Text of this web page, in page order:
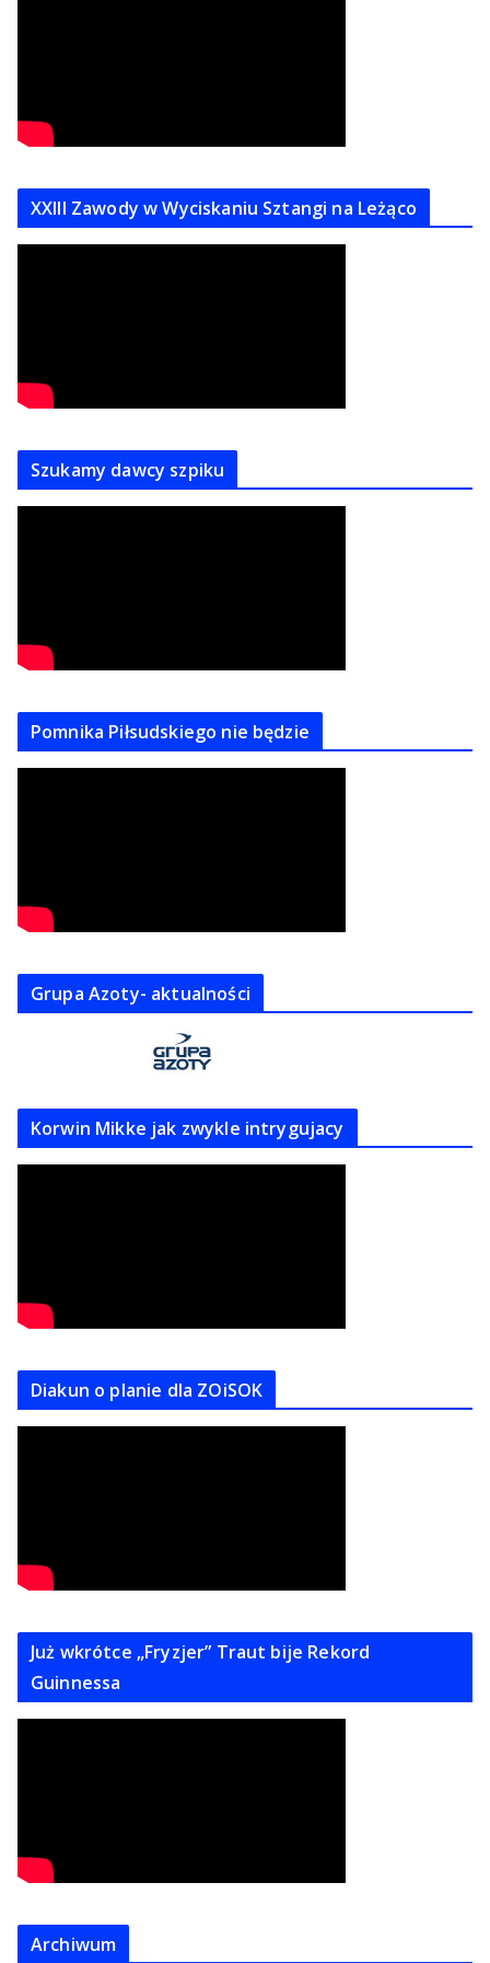
XXIII Zawody w Wyciskaniu Sztangi na Leżąco
Szukamy dawcy szpiku
Pomnika Piłsudskiego nie będzie
Grupa Azoty- aktualności
Korwin Mikke jak zwykle intrygujacy
Diakun o planie dla ZOiSOK
Już wkrótce „Fryzjer” Traut bije Rekord
Guinnessa
Archiwum